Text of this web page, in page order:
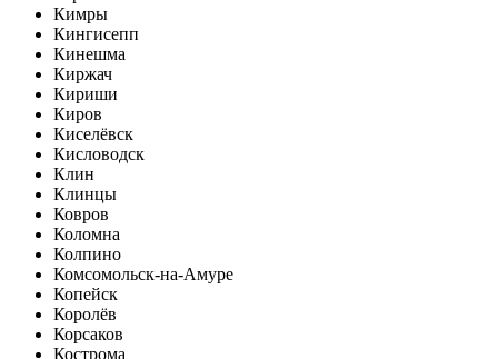
Кимры
Кингисепп
Кинешма
Киржач
Кириши
Киров
Киселёвск
Кисловодск
Клин
Клинцы
Ковров
Коломна
Колпино
Комсомольск-на-Амуре
Копейск
Королёв
Корсаков
Кострома